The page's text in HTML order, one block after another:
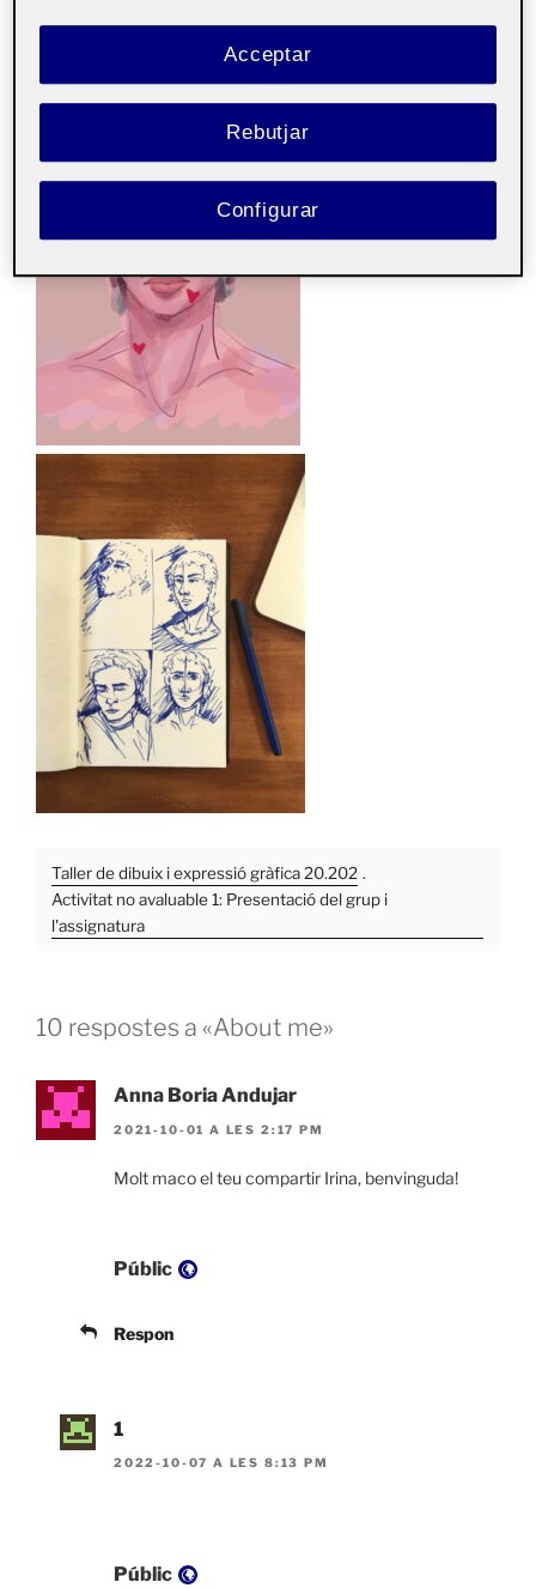
descuidar el meu estoig.
Taller de dibuix i expressió gràfica 20.202 .
Activitat no avaluable 1: Presentació del grup i
l'assignatura
10 respostes a «About me»
Anna Boria Andujar
2021-10-01 A LES 2:17 PM
Molt maco el teu compartir Irina, benvinguda!
Públic
Respon
1
2022-10-07 A LES 8:13 PM
Públic
Rebutjar
Acceptar
Configurar